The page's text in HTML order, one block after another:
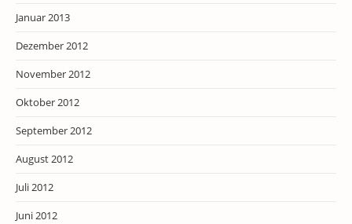
Januar 2013
Dezember 2012
November 2012
Oktober 2012
September 2012
August 2012
Juli 2012
Juni 2012